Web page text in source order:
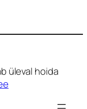
üleval hoida